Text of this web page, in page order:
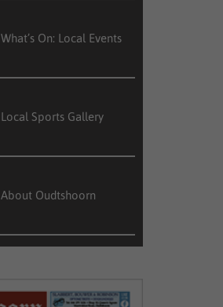
What’s On: Local Events
Local Sports Gallery
About Oudtshoorn